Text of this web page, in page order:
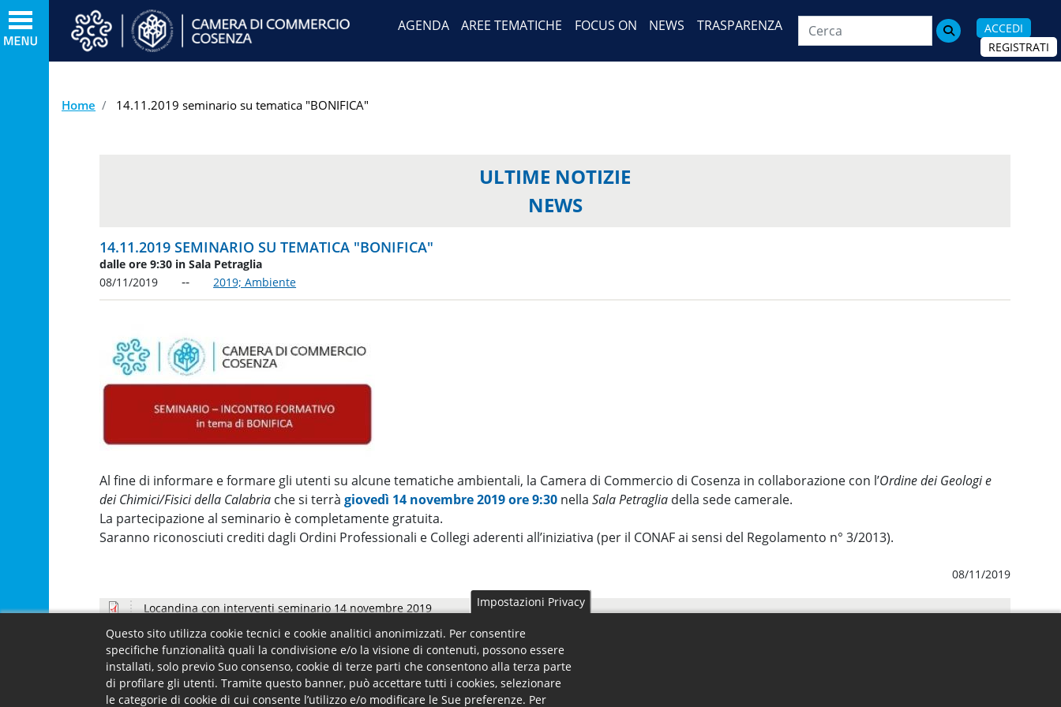
al
principale
AGENDA AREE TEMATICHE FOCUS ON NEWS TRASPARENZA 
ACCEDI
REGISTRATI
Home 14.11.2019 seminario su tematica "BONIFICA"
ULTIME NOTIZIE
NEWS
14.11.2019 SEMINARIO SU TEMATICA "BONIFICA"
dalle ore 9:30 in Sala Petraglia
08/11/2019
2019; Ambiente
Al fine di informare e formare gli utenti su alcune tematiche ambientali, la Camera di Commercio di Cosenza in collaborazione con l’Ordine dei Geologi e
dei Chimici/Fisici della Calabria che si terràgiovedì 14 novembre 2019 ore 9:30 nellaSala Petraglia della sede camerale.
La partecipazione al seminario è completamente gratuita.
Saranno riconosciuti crediti dagli Ordini Professionali e Collegi aderenti all’iniziativa (per il CONAF ai sensi del Regolamento n° 3/2013).
08/11/2019
Locandina con interventi seminario 14 novembre 2019
Facebook
X Email
Footer menu Camera - Footer Menu
La Camera
Impostazioni Privacy
Questo sito utilizza cookie tecnici e cookie analitici anonimizzati. Per consentire
specifiche funzionalità quali la condivisione e/o la visione di contenuti, possono essere
installati, solo previo Suo consenso, cookie di terze parti che consentono alla terza parte
di profilare gli utenti. Tramite questo banner, può accettare tutti i cookies, selezionare
le categorie di cookie di cui consente l’utilizzo e/o modificare le Sue preferenze. Per